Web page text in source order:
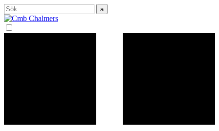
Sök
efter: